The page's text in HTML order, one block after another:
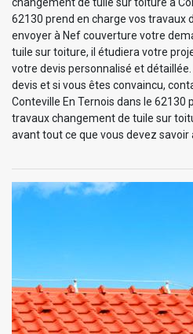
62130 prend en charge vos travaux
envoyer à Nef couverture votre
tuile sur toiture, il étudiera votre
votre devis personnalisé et
devis et si vous êtes convaincu,
Conteville En Ternois dans le 62130
travaux changement de tuile sur
avant tout ce que vous devez savoir